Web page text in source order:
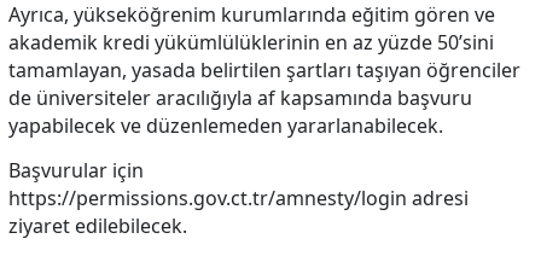
Ayrıca, yükseköğrenim kurumlarında eğitim gören ve
akademik kredi yükümlülüklerinin en az yüzde 50’sini
tamamlayan, yasada belirtilen şartları taşıyan öğrenciler
de üniversiteler aracılığıyla af kapsamında başvuru
yapabilecek ve düzenlemeden yararlanabilecek.
Başvurular için
https://permissions.gov.ct.tr/amnesty/login adresi
ziyaret edilebilecek.